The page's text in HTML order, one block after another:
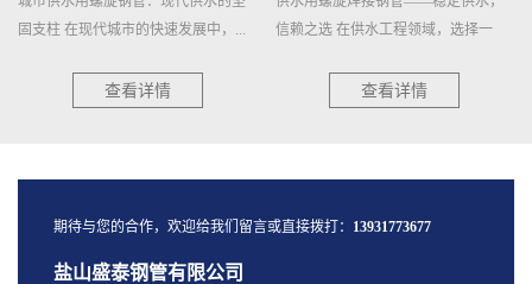
固支柱 在现代城市的快速发展中，...
查看详情
信赖之选 在供水工程领域，选择一
查看详情
期待与您的合作，欢迎给我们留言或直接拨打： 13931773677
盐山盛泰钢管有限公司